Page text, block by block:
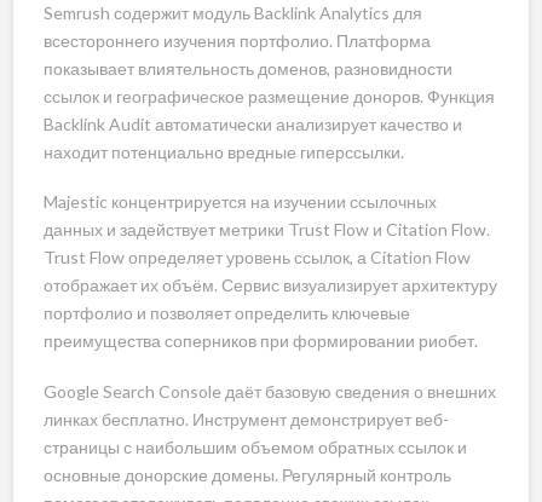
Semrush содержит модуль Backlink Analytics для
всестороннего изучения портфолио. Платформа
показывает влиятельность доменов, разновидности
ссылок и географическое размещение доноров. Функция
Backlink Audit автоматически анализирует качество и
находит потенциально вредные гиперссылки.
Majestic концентрируется на изучении ссылочных
данных и задействует метрики Trust Flow и Citation Flow.
Trust Flow определяет уровень ссылок, а Citation Flow
отображает их объём. Сервис визуализирует архитектуру
портфолио и позволяет определить ключевые
преимущества соперников при формировании риобет.
Google Search Console даёт базовую сведения о внешних
линках бесплатно. Инструмент демонстрирует веб-
страницы с наибольшим объемом обратных ссылок и
основные донорские домены. Регулярный контроль